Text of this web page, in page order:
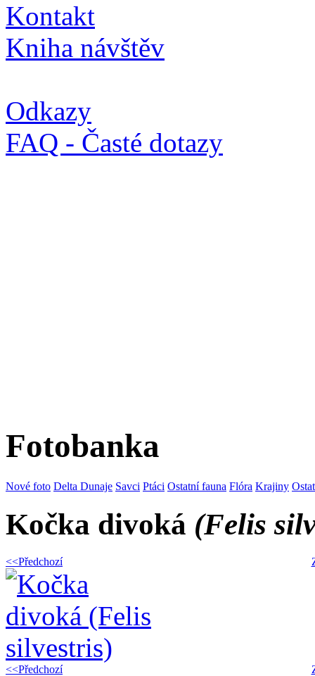
Kontakt
Kniha návštěv
Odkazy
FAQ - Časté dotazy
Fotobanka
Nové foto Delta Dunaje Savci Ptáci Ostatní fauna Flóra Krajiny
Kočka divoká (Felis
<<Předchozí
<<Předchozí